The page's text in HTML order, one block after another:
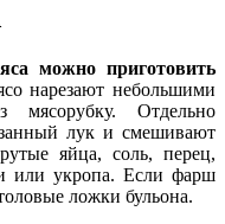
можно приготовить
нарезают небольшими
мясорубку. Отдельно
лук и смешивают
яйца, соль, пе­рец,
или укропа. Если фарш
ложки бульона.